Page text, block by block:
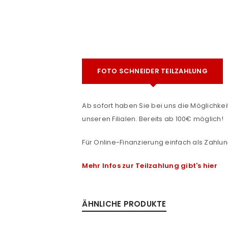
ANMELDEN
Benutzername oder E-Mail-
FOTO SCHNEIDER TEILZAHLUNG
Ab sofort haben Sie bei uns die
unseren Filialen. Bereits ab 100€ möglich!
Für Online-Finanzierung einfach als
Mehr Infos zur Teilzahlung gibt's hier
ÄHNLICHE PRODUKTE